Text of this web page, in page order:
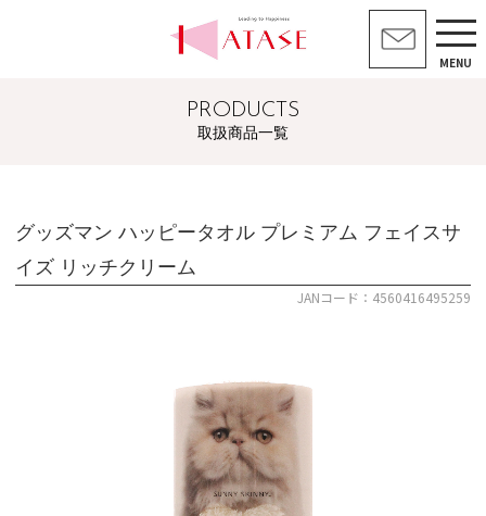
MENU
PRODUCTS
取扱商品一覧
グッズマン ハッピータオル プレミアム フェイスサ
イズ リッチクリーム
JANコード：4560416495259